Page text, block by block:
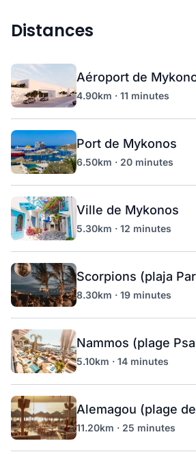
Distances
Aéroport de
4.90km · 11 minutes
Port de Mykonos
6.50km · 20 minutes
Ville de Mykonos
5.30km · 12 minutes
Scorpions (plaja
8.30km · 19 minutes
Nammos (plage
5.10km · 14 minutes
Alemagou (plage
11.20km · 25 minutes